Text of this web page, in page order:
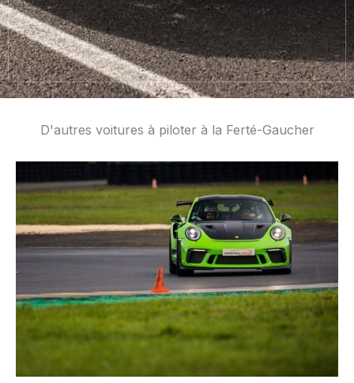
D'autres voitures à piloter à la Ferté-Gaucher